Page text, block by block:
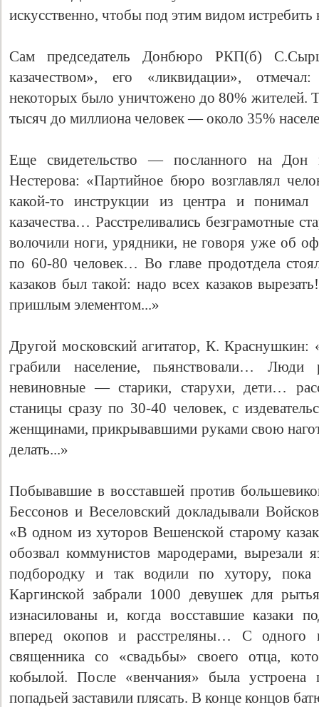
искусственно, чтобы под этим видом истребить
Сам председатель Донбюро РКП(б)
казачеством», его «ликвидации»,
некоторых было уничтожено до 80% жителей.
тысяч до миллиона человек — около 35%
Еще свидетельство — посланного на Дон
Нестерова: «Партийное бюро возглавлял
какой-то инструкции из центра и понимал
казачества… Расстреливались безграмотные
волочили ноги, урядники, не говоря уже об
по 60-80 человек… Во главе продотдела
казаков был такой: надо всех казаков
пришлым элементом...»
Другой московский агитатор, К. Краснушкин:
грабили население, пьянствовали… Люди
невиновные — старики, старухи, дети…
станицы сразу по 30-40 человек, с
женщинами, прикрывавшими руками свою
делать...»
Побывавшие в восставшей против
Бессонов и Веселовский докладывали
«В одном из хуторов Вешенской старому
обозвал коммунистов мародерами, вырезали
подбородку и так водили по хутору,
Каргинской забрали 1000 девушек для
изнасилованы и, когда восставшие казаки
вперед окопов и расстреляны… С одного
священника со «свадьбы» своего отца,
кобылой. После «венчания» была
попадьей заставили плясать. В конце концов